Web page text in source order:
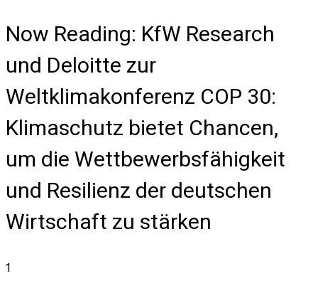
Now Reading: KfW Research
und Deloitte zur
Weltklimakonferenz COP 30:
Klimaschutz bietet Chancen,
um die Wettbewerbsfähigkeit
und Resilienz der deutschen
Wirtschaft zu stärken
1